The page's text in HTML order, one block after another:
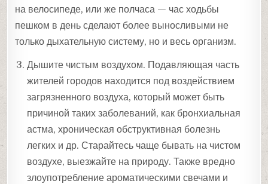
на велосипеде, или же полчаса — час ходьбы
пешком в день сделают более выносливыми не
только дыхательную систему, но и весь организм.
Дышите чистым воздухом. Подавляющая часть
жителей городов находится под воздействием
загрязненного воздуха, который может быть
причиной таких заболеваний, как бронхиальная
астма, хроническая обструктивная болезнь
легких и др. Старайтесь чаще бывать на чистом
воздухе, выезжайте на природу. Также вредно
злоупотребление ароматическими свечами и